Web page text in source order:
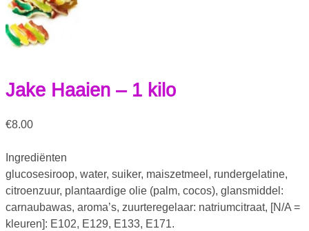
Jake Haaien – 1 kilo
€8.00
Ingrediënten
glucosesiroop, water, suiker, maiszetmeel, rundergelatine,
citroenzuur, plantaardige olie (palm, cocos), glansmiddel:
carnaubawas, aroma’s, zuurteregelaar: natriumcitraat, [N/A =
kleuren]: E102, E129, E133, E171.